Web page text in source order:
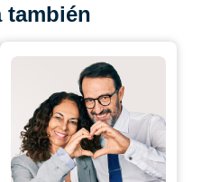
también